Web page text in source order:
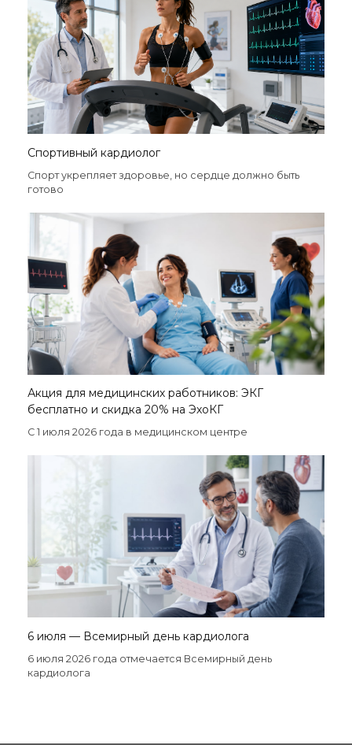
Спортивный кардиолог
Спорт укрепляет здоровье, но сердце должно быть
готово
Акция для медицинских работников: ЭКГ
бесплатно и скидка 20% на ЭхоКГ
С 1 июля 2026 года в медицинском центре
6 июля — Всемирный день кардиолога
6 июля 2026 года отмечается Всемирный день
кардиолога